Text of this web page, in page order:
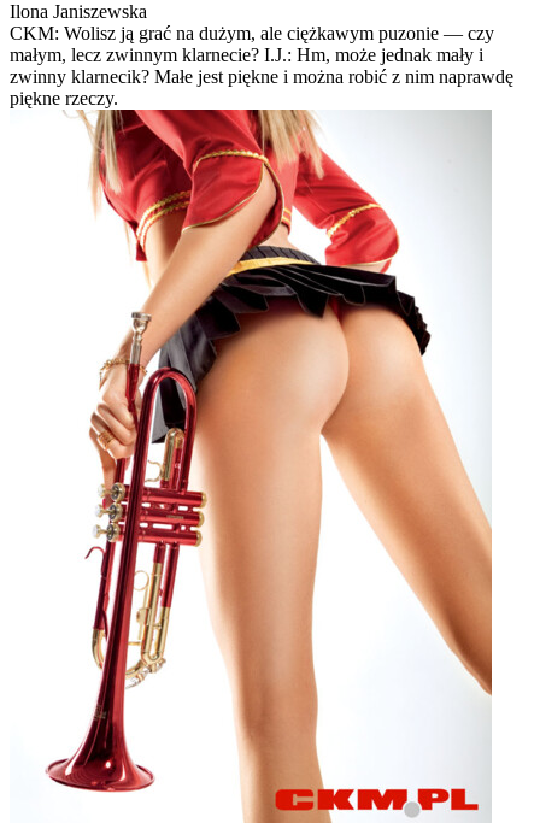
Ilona Janiszewska
CKM: Wolisz ją grać na dużym, ale ciężkawym puzonie — czy
małym, lecz zwinnym klarnecie? I.J.: Hm, może jednak mały i
zwinny klarnecik? Małe jest piękne i można robić z nim naprawdę
piękne rzeczy.